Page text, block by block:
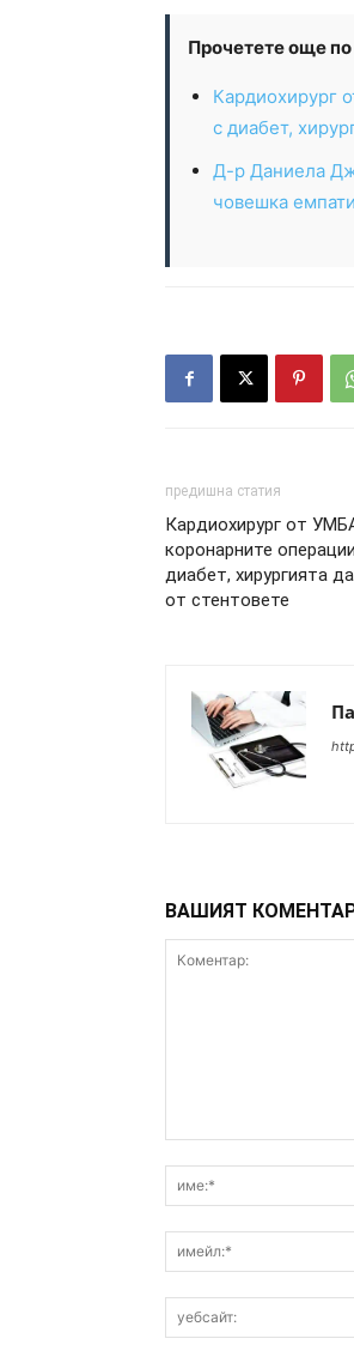
Прочетете още
Кардиохирург
с диабет,
Д-р Даниела
човешка
предишна статия
Кардиохирург от
коронарните
диабет, хирургията
от стентовете
ВАШИЯТ